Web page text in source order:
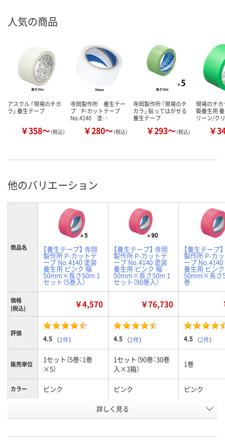
人気の商品
アスクル 「現場のチカ
ラ」 養生テープ
￥358～（税込）
寺岡製作所 養生テー
プ P-カットテープ
No.4140 塗…
￥280～（税込）
寺岡製作所 「現場のチ
カラ」 貼ってはがせる
養生テープ
￥293～（税込）
現場のチカ
築養生用
リーン/ク
￥
他のバリエーション
商品名 【養生テープ】 寺岡
製作所 P-カットテ
ープ No.4140 塗装
養生用 ピンク 幅
50mm×長さ50m 1
セット（5巻入）
【養生テープ】 寺岡
製作所 P-カットテ
ープ No.4140 塗装
養生用 ピンク 幅
50mm×長さ50m 1
セット（90巻入）
【養生テープ
製作所 P-カ
ープ No.4140
養生用 ピン
50mm×長さ
巻
価格
(税込)
￥4,570 ￥76,730
評価
4.5 （2件） 4.5 （2件） 4.5 （2件）
販売単位
1セット（5巻：1巻
×5）
1セット（90巻：30巻
入×3箱）
1巻
カラー ピンク ピンク ピンク
5367223 5364571
詳しく見る